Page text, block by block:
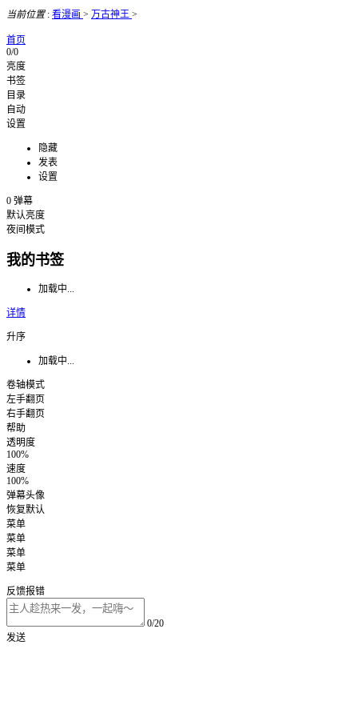
当前位置: 看漫画 > 万古神王 >
首页
0/0
亮度
书签
目录
自动
设置
隐藏
发表
设置
0 弹幕
默认亮度
夜间模式
我的书签
加载中...
详情
升序
加载中...
卷轴模式
左手翻页
右手翻页
帮助
透明度
100%
速度
100%
弹幕头像
恢复默认
菜单
菜单
菜单
菜单
反馈报错
0/20
发送